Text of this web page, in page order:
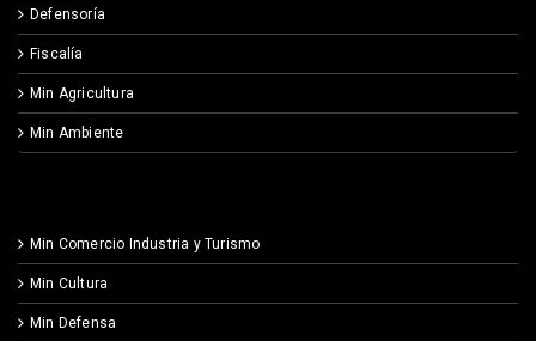
Defensoría
Fiscalía
Min Agricultura
Min Ambiente
Min Comercio Industria y Turismo
Min Cultura
Min Defensa